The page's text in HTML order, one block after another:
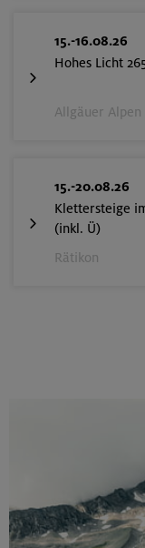
15.-16.08.26
Hohes Licht
Allgäuer Alpen
15.-20.08.26
Klettersteige
(inkl. Ü)
Rätikon